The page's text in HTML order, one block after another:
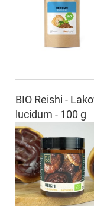
BIO Reishi -
lucidum - 100 g